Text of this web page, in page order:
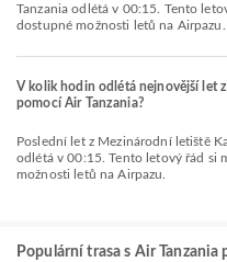
Tanzania odlétá v 00:15. Tento
dostupné možnosti letů na Airpazu.
V kolik hodin odlétá nejnovější let
pomocí Air Tanzania?
Poslední let z Mezinárodní letiště Kanton Paj-jün se společností Air Tanzania
odlétá v 00:15. Tento letový řád si
možnosti letů na Airpazu.
Populární trasa s Air